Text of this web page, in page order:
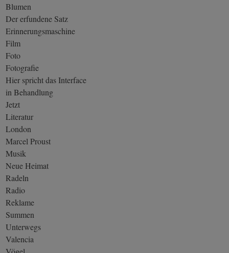
Blumen
Der erfundene Satz
Erinnerungsmaschine
Film
Foto
Fotografie
Hier spricht das Interface
in Behandlung
Jetzt
Literatur
London
Marcel Proust
Musik
Neue Heimat
Radeln
Radio
Reklame
Summen
Unterwegs
Valencia